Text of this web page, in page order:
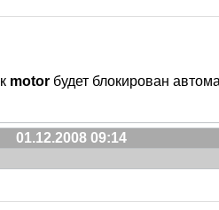
motor будет блокирован
01.12.2008 09:14